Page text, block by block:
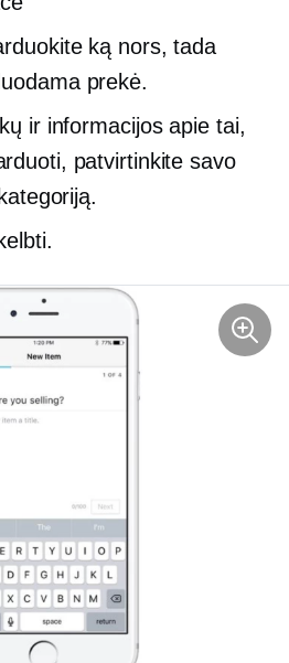
ką nors, tada
prekė.
ir informacijos apie tai,
patvirtinkite savo